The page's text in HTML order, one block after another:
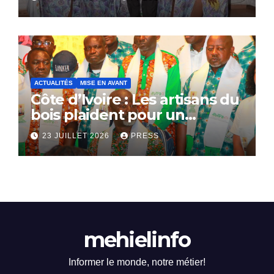
ACTUALITÉS MISE EN AVANT
Côte d’Ivoire : Les artisans du
bois plaident pour un
dialogue national
23 JUILLET 2026 PRESS
mehielinfo
Informer le monde, notre métier!